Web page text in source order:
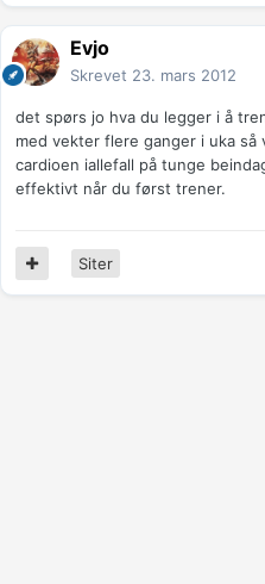
Evjo
Skrevet 23. mars 2012
det spørs jo hva du legger i å
med vekter flere ganger i uka
cardioen iallefall på tunge
effektivt når du først trener.
Siter